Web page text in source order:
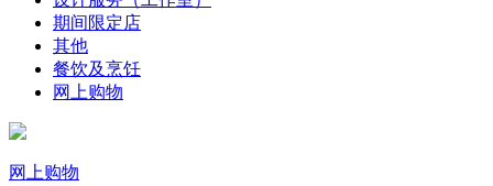
期间限定店
其他
餐饮及烹饪
网上购物
网上购物